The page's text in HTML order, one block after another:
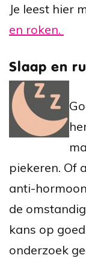
Je leest hier
en roken.
Slaap en
piekeren. Of
anti-
de
kans op
onderzoek